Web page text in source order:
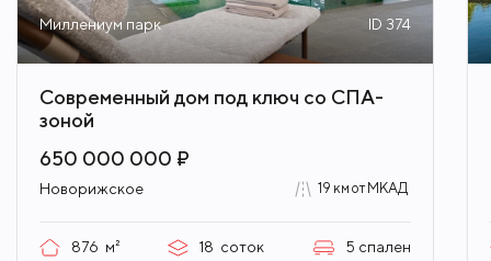
Миллениум парк ID 374
Современный дом под ключ со СПА-
зоной
650 000 000 ₽
Новорижское 19 км от МКАД
876 м² 18 соток 5 спален